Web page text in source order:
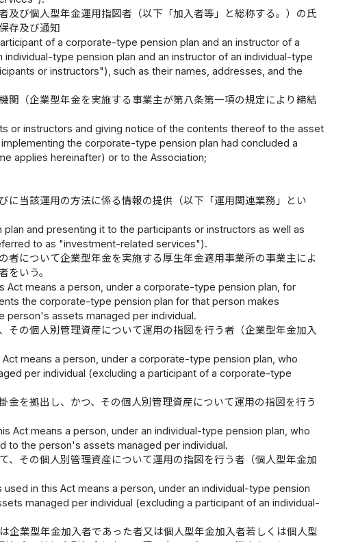
び個人型年金運用指図者（以下「加入者等」と総称する。）の氏
存及び通知
of a corporate-type pension plan and an instructor of a
type pension plan and an instructor of an individual-type
or instructors"), such as their names, addresses, and the
（企業型年金を実施する事業主が第八条第一項の規定により締結
or instructors and giving notice of the contents thereof to the asset
the corporate-type pension plan had concluded a
applies hereinafter) or to the Association;
当該運用の方法に係る情報の提供（以下「運用関連業務」とい
and presenting it to the participants or instructors as well as
to as "investment-related services").
について企業型年金を実施する厚生年金適用事業所の事業主によ
をいう。
means a person, under a corporate-type pension plan, for
the corporate-type pension plan for that person makes
person's assets managed per individual.
その個人別管理資産について運用の指図を行う者（企業型年金加入
means a person, under a corporate-type pension plan, who
per individual (excluding a participant of a corporate-type
を拠出し、かつ、その個人別管理資産について運用の指図を行う
Act means a person, under an individual-type pension plan, who
to the person's assets managed per individual.
、その個人別管理資産について運用の指図を行う者（個人型年金加
in this Act means a person, under an individual-type pension
managed per individual (excluding a participant of an individual-
企業型年金加入者であった者又は個人型年金加入者若しくは個人型